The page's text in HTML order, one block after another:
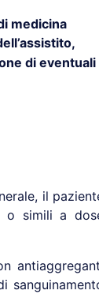
medicina
di eventuali
il
o simili a